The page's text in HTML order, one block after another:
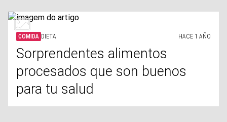
COMIDA DIETA HACE 1 AÑO
Sorprendentes alimentos
procesados que son buenos
para tu salud